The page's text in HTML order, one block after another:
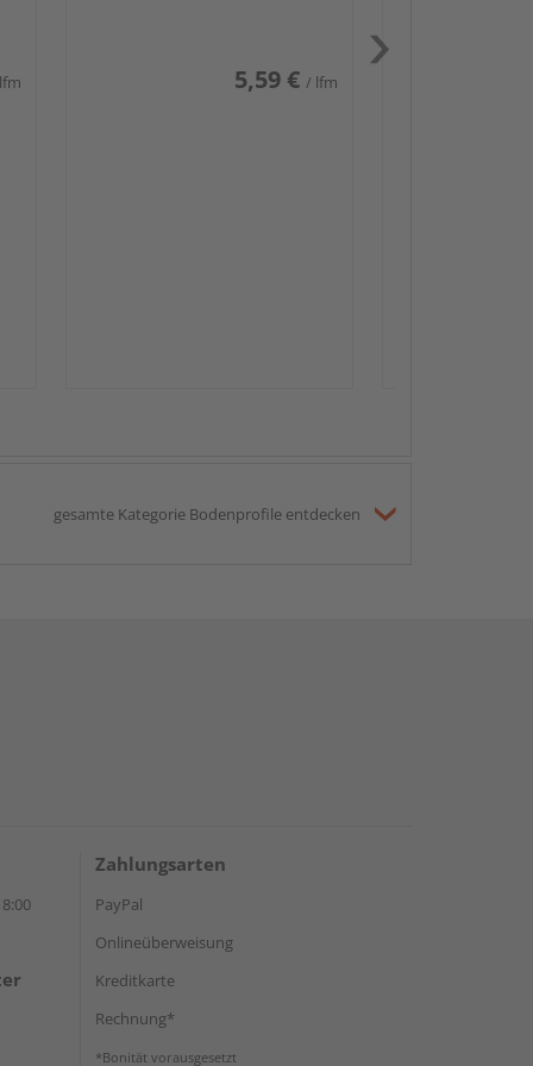
5,59 € / lfm
gesamte Kategorie Bodenprofile entdecken
Zahlungsarten
PayPal
Onlineüberweisung
Kreditkarte
Rechnung*
*Bonität vorausgesetzt